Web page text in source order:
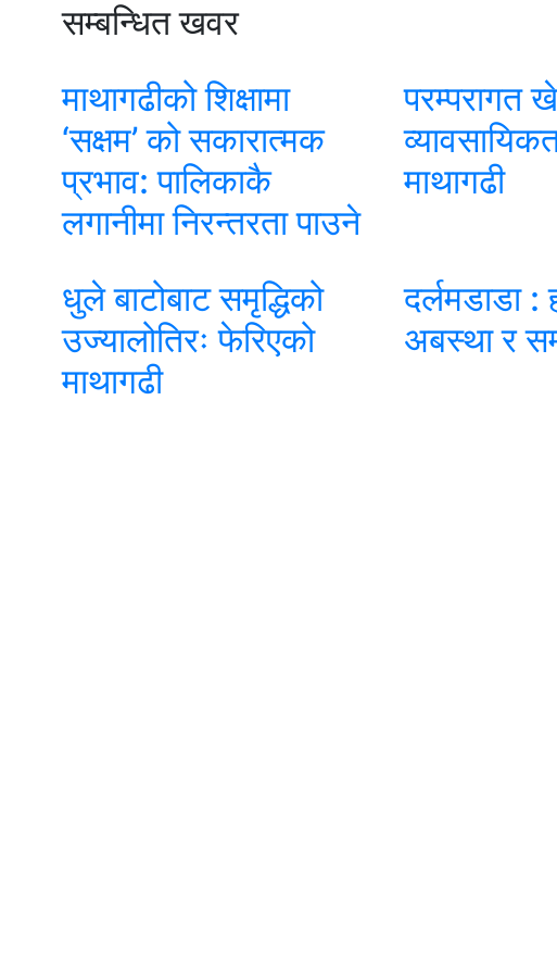
सम्बन्धित खवर
माथागढीको शिक्षामा
‘सक्षम’ को सकारात्मक
प्रभाव: पालिकाकै
लगानीमा निरन्तरता पाउने
परम्परागत
माथागढी
धुले बाटोबाट समृद्धिको
उज्यालोतिरः फेरिएको
माथागढी
दर्लमडाडा :
अबस्था र